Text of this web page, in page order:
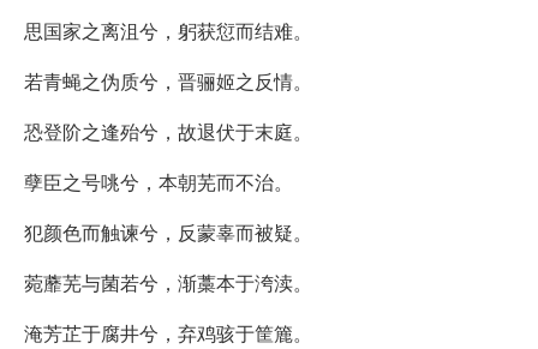
思国家之离沮兮，躬获愆而结难。
若青蝇之伪质兮，晋骊姬之反情。
恐登阶之逢殆兮，故退伏于末庭。
孽臣之号咷兮，本朝芜而不治。
犯颜色而触谏兮，反蒙辜而被疑。
菀蘼芜与菌若兮，渐藁本于洿渎。
淹芳芷于腐井兮，弃鸡骇于筐簏。